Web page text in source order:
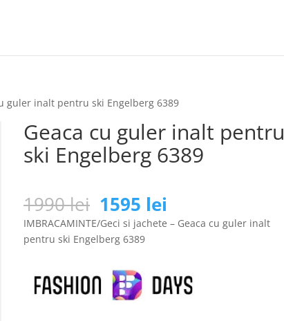
guler inalt pentru ski Engelberg 6389
Geaca cu guler inalt pentru
ski Engelberg 6389
1990lei Prețul
inițial
a
fost:
1990 lei.
1595 lei
curent
este:
IMBRACAMINTE/Geci si jachete – Geaca cu guler inalt
pentru ski Engelberg 6389